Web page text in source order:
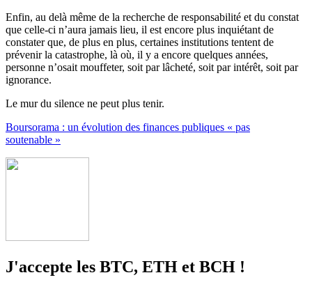
Enfin, au delà même de la recherche de responsabilité et du constat
que celle-ci n’aura jamais lieu, il est encore plus inquiétant de
constater que, de plus en plus, certaines institutions tentent de
prévenir la catastrophe, là où, il y a encore quelques années,
personne n’osait mouffeter, soit par lâcheté, soit par intérêt, soit par
ignorance.
Le mur du silence ne peut plus tenir.
Boursorama : un évolution des finances publiques « pas
soutenable »
J'accepte les BTC, ETH et BCH !